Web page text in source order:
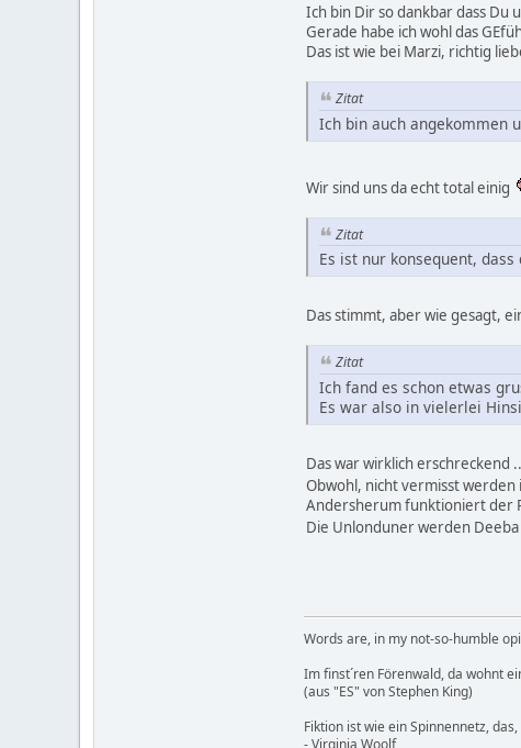
Ich bin Dir so dankbar dass Du
Gerade habe ich wohl das
Das ist wie bei Marzi, richtig
Zitat
Ich bin auch angekommen
Wir sind uns da echt total einig
Zitat
Es ist nur konsequent,
Das stimmt, aber wie gesagt,
Zitat
Ich fand es schon etwas
Es war also in vielerlei
Das war wirklich erschreckend
Obwohl, nicht vermisst
Andersherum funktioniert der
Die Unlonduner werden
Words are, in my not-so-humble
Im finst´ren Förenwald, da wohnt
(aus "ES" von Stephen King)
Fiktion ist wie ein Spinnennetz,
- Virginia Woolf